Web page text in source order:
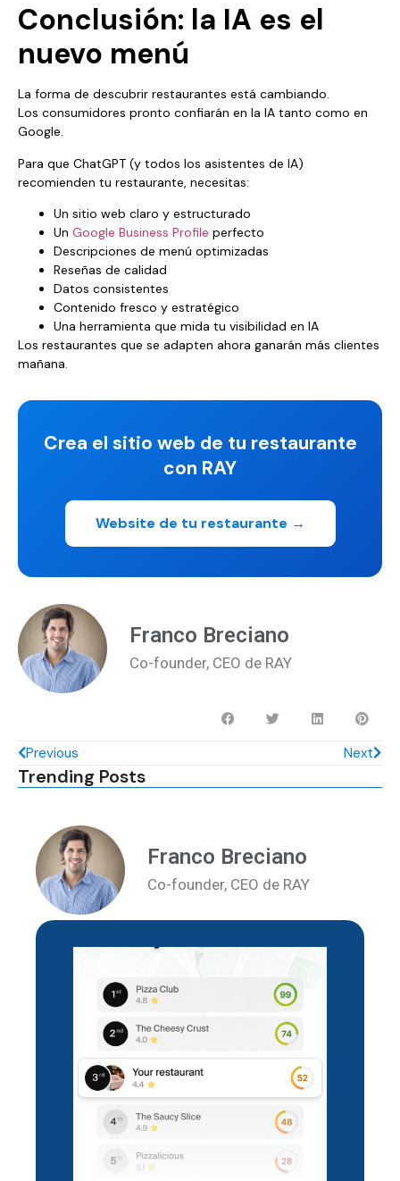
Conclusión: la IA es el
nuevo menú
La forma de descubrir restaurantes está cambiando.
Los consumidores pronto confiarán en la IA tanto como en
Google.
Para que ChatGPT (y todos los asistentes de IA)
recomienden tu restaurante, necesitas:
Un sitio web claro y estructurado
Un Google Business Profile perfecto
Descripciones de menú optimizadas
Reseñas de calidad
Datos consistentes
Contenido fresco y estratégico
Una herramienta que mida tu visibilidad en IA
Los restaurantes que se adapten ahora ganarán más clientes
mañana.
Crea el sitio web de tu restaurante
con RAY
Website de tu restaurante →
Franco Breciano
Co-founder, CEO de RAY
Previous Next
Trending Posts
Franco Breciano
Co-founder, CEO de RAY